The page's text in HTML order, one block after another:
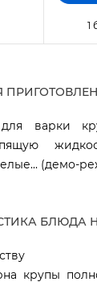
1
для варки
(демо-
БЛЮДА
крупы